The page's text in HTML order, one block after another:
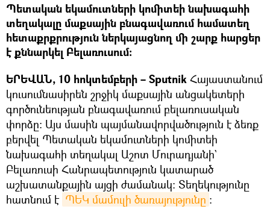
Պետական եկամուտների կոմիտեի նախագահի
տեղակալը մաքսային բնագավառում համատեղ
հետաքրքրություն ներկայացնող մի շարք հարցեր
է քննարկել Բելառուսում։
ԵՐԵՎԱՆ, 10 հոկտեմբերի – Sputnik Հայաստանում
կուսումնասիրեն շրջիկ մաքսային անցակետերի
գործունեության բնագավառում բելառուսական
փորձը։ Այս մասին պայմանավորվածություն է ձեռք
բերվել Պետական եկամուտների կոմիտեի
նախագահի տեղակալ Աշոտ Մուրադյանի`
Բելառուսի Հանրապետություն կատարած
աշխատանքային այցի ժամանակ։ Տեղեկությունը
հատնում է ՊԵԿ մամուլի ծառայությունը ։